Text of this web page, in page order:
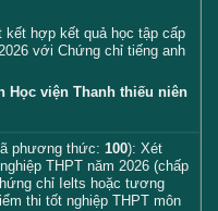
kết hợp kết quả học tập cấp
với Chứng chỉ tiếng anh
Học viện Thanh thiếu niên
phương thức:100): Xét
THPT năm 2026 (chấp
chỉ Ielts hoặc tương
thi tốt nghiệp THPT môn